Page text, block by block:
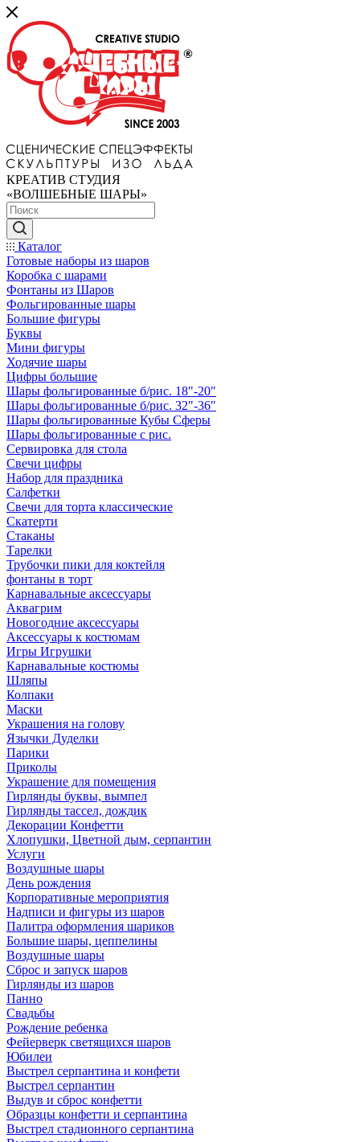
КРЕАТИВ СТУДИЯ
«ВОЛШЕБНЫЕ ШАРЫ»
Каталог
Готовые наборы из шаров
Коробка с шарами
Фонтаны из Шаров
Фольгированные шары
Большие фигуры
Буквы
Мини фигуры
Ходячие шары
Цифры большие
Шары фольгированные б/рис. 18"-20"
Шары фольгированные б/рис. 32"-36"
Шары фольгированные Кубы Сферы
Шары фольгированные с рис.
Сервировка для стола
Свечи цифры
Набор для праздника
Салфетки
Свечи для торта классические
Скатерти
Стаканы
Тарелки
Трубочки пики для коктейля
фонтаны в торт
Карнавальные аксессуары
Аквагрим
Новогодние аксессуары
Аксессуары к костюмам
Игры Игрушки
Карнавальные костюмы
Шляпы
Колпаки
Маски
Украшения на голову
Язычки Дуделки
Парики
Приколы
Украшение для помещения
Гирлянды буквы, вымпел
Гирлянды тассел, дождик
Декорации Конфетти
Хлопушки, Цветной дым, серпантин
Услуги
Воздушные шары
День рождения
Корпоративные мероприятия
Надписи и фигуры из шаров
Палитра оформления шариков
Большие шары, цеппелины
Воздушные шары
Сброс и запуск шаров
Гирлянды из шаров
Панно
Свадьбы
Рождение ребенка
Фейерверк светящихся шаров
Юбилеи
Выстрел серпантина и конфети
Выстрел серпантин
Выдув и сброс конфетти
Образцы конфетти и серпантина
Выстрел стадионного серпантина